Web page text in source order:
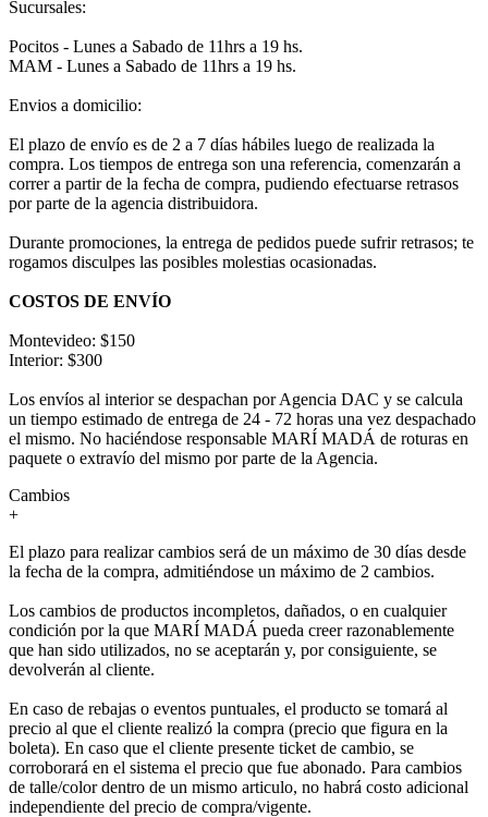
Sucursales:
Pocitos - Lunes a Sabado de 11hrs a 19 hs.
MAM - Lunes a Sabado de 11hrs a 19 hs.
Envios a domicilio:
El plazo de envío es de 2 a 7 días hábiles luego de realizada la
compra. Los tiempos de entrega son una referencia, comenzarán a
correr a partir de la fecha de compra, pudiendo efectuarse retrasos
por parte de la agencia distribuidora.
Durante promociones, la entrega de pedidos puede sufrir retrasos; te
rogamos disculpes las posibles molestias ocasionadas.
COSTOS DE ENVÍO
Montevideo: $150
Interior: $300
Los envíos al interior se despachan por Agencia DAC y se calcula
un tiempo estimado de entrega de 24 - 72 horas una vez despachado
el mismo. No haciéndose responsable MARÍ MADÁ de roturas en
paquete o extravío del mismo por parte de la Agencia.
Cambios
+
El plazo para realizar cambios será de un máximo de 30 días desde
la fecha de la compra, admitiéndose un máximo de 2 cambios.
Los cambios de productos incompletos, dañados, o en cualquier
condición por la que MARÍ MADÁ pueda creer razonablemente
que han sido utilizados, no se aceptarán y, por consiguiente, se
devolverán al cliente.
En caso de rebajas o eventos puntuales, el producto se tomará al
precio al que el cliente realizó la compra (precio que figura en la
boleta). En caso que el cliente presente ticket de cambio, se
corroborará en el sistema el precio que fue abonado. Para cambios
de talle/color dentro de un mismo articulo, no habrá costo adicional
independiente del precio de compra/vigente.